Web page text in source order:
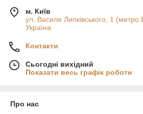
м. Київ
ул. Василя Липківського, 1 (метро
Україна
Контакти
Сьогодні вихідний
Показати весь графік роботи
Про нас